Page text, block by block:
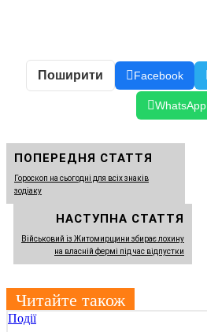
Поширити Facebook
WhatsApp
ПОПЕРЕДНЯ СТАТТЯ
Гороскоп на сьогодні для всіх знаків
зодіаку
НАСТУПНА СТАТТЯ
Військовий із Житомирщини збирає лохину
на власній фермі під час відпустки
Читайте також
Події